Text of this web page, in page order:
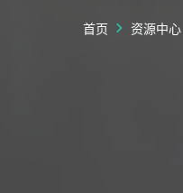
首页 资源中心